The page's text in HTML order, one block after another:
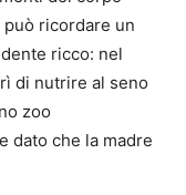
ricordare un
ricco: nel
di nutrire al seno
zoo
dato che la madre